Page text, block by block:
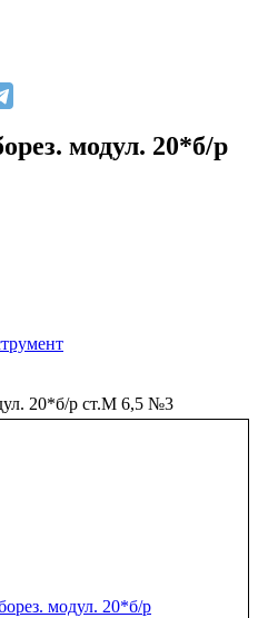
модул. 20*б/р
20*б/р ст.М 6,5 №3